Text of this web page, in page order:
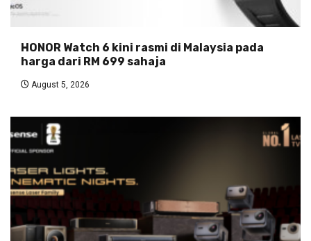
HONOR Watch 6 kini rasmi di Malaysia pada
harga dari RM 699 sahaja
August 5, 2026